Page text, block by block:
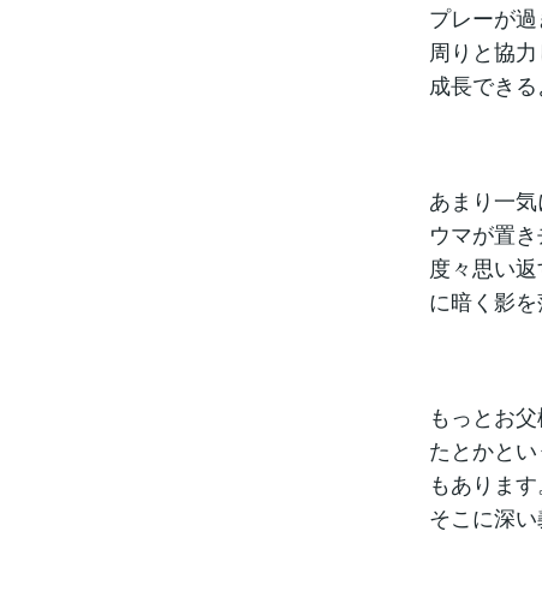
プレーが
周りと協
成長できる
あまり一
ウマが置
度々思い
に暗く影
もっとお
たとかと
もありま
そこに深